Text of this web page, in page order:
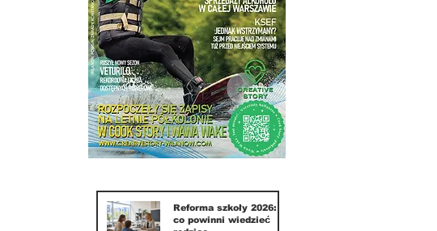
Reforma szkoły 2026:
co powinni wiedzieć